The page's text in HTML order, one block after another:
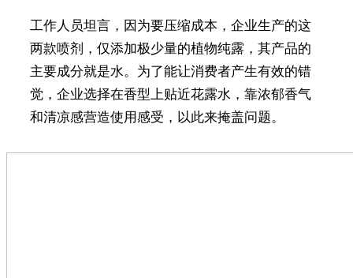
工作人员坦言，因为要压缩成本，企业生产的这
两款喷剂，仅添加极少量的植物纯露，其产品的
主要成分就是水。为了能让消费者产生有效的错
觉，企业选择在香型上贴近花露水，靠浓郁香气
和清凉感营造使用感受，以此来掩盖问题。